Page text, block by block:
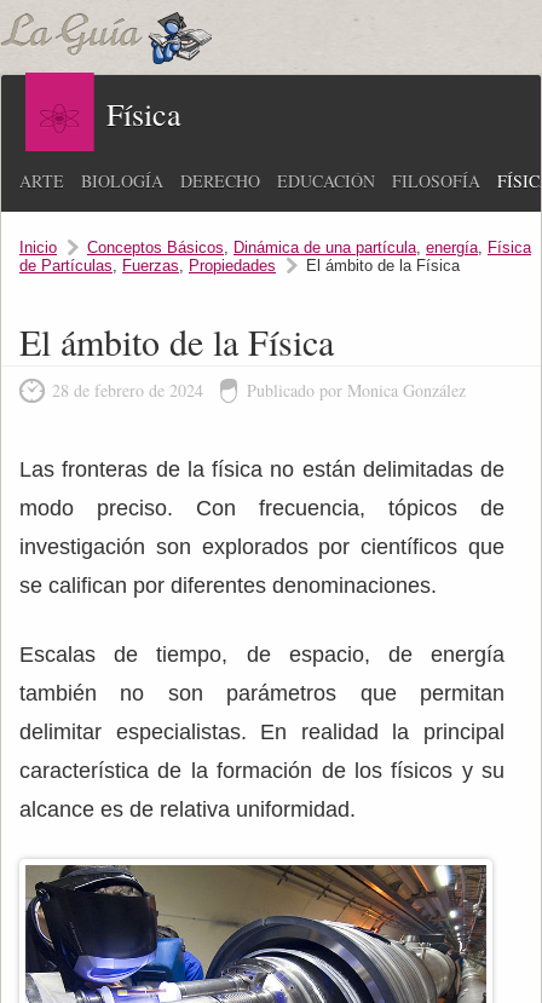
Física
ARTE BIOLOGÍA DERECHO EDUCACIÓN FILOSOFÍA
Inicio Conceptos Básicos, Dinámica de una partícula, energía, Física
de Partículas, Fuerzas, Propiedades El ámbito de la Física
El ámbito de la Física
28 de febrero de 2024 Publicado por Monica González
Las fronteras de la física no están delimitadas de
modo preciso. Con frecuencia, tópicos de
investigación son explorados por científicos que
se califican por diferentes denominaciones.
Escalas de tiempo, de espacio, de energía
también no son parámetros que permitan
delimitar especialistas. En realidad la principal
característica de la formación de los físicos y su
alcance es de relativa uniformidad.